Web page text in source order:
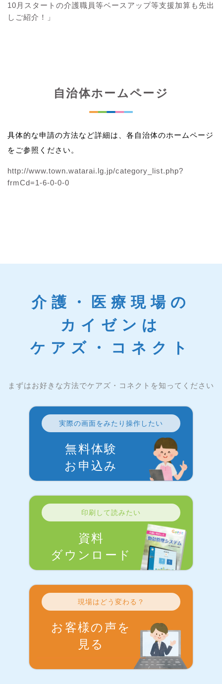
10月スタートの介護職員等ベースアップ等支援加算も先出
しご紹介！」
自治体ホームページ
具体的な申請の方法など詳細は、各自治体のホームページ
をご参照ください。
http://www.town.watarai.lg.jp/category_list.php?
frmCd=1-6-0-0-0
介護・医療現場の
カイゼンは
ケアズ・コネクト
まずはお好きな方法でケアズ・コネクトを知ってください
実際の画面をみたり操作したい
無料体験
お申込み
印刷して読みたい
資料
ダウンロード
現場はどう変わる？
お客様の声を
見る